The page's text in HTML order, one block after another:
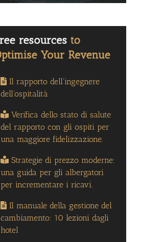
Il rapporto dell'ingegnere
dell'ospitalità
Verifica dello stato di salute
del rapporto con gli ospiti per
una maggiore fidelizzazione.
Strategie di prezzo moderne:
una guida per gli albergatori
per incrementare i ricavi.
Il manuale della gestione del
cambiamento: 10 lezioni dagli
hotel